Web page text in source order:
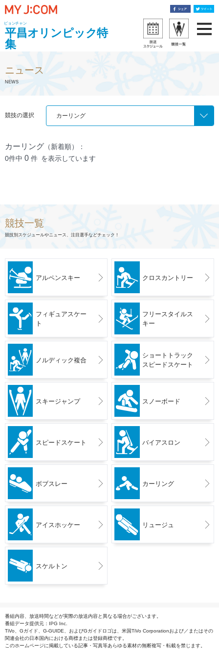
ピョンチャン
平昌オリンピック特
集
ニュース
NEWS
競技の選択 カーリング
カーリング （新着順）：
0件中 0 件 を表示しています
競技一覧
競技別スケジュールやニュース、注目選手などチェック！
アルペンスキー クロスカントリー
フィギュアスケー
ト
フリースタイルス
キー
ノルディック複合
ショートトラック
スピードスケート
スキージャンプ スノーボード
スピードスケート バイアスロン
ボブスレー カーリング
アイスホッケー リュージュ
スケルトン
番組内容、放送時間などが実際の放送内容と異なる場合がございます。
番組データ提供元：IPG Inc.
TiVo、Gガイド、G-GUIDE、およびGガイドロゴは、米国TiVo Corporationおよび／またはその
関連会社の日本国内における商標または登録商標です。
このホームページに掲載している記事・写真等あらゆる素材の無断複写・転載を禁じます。